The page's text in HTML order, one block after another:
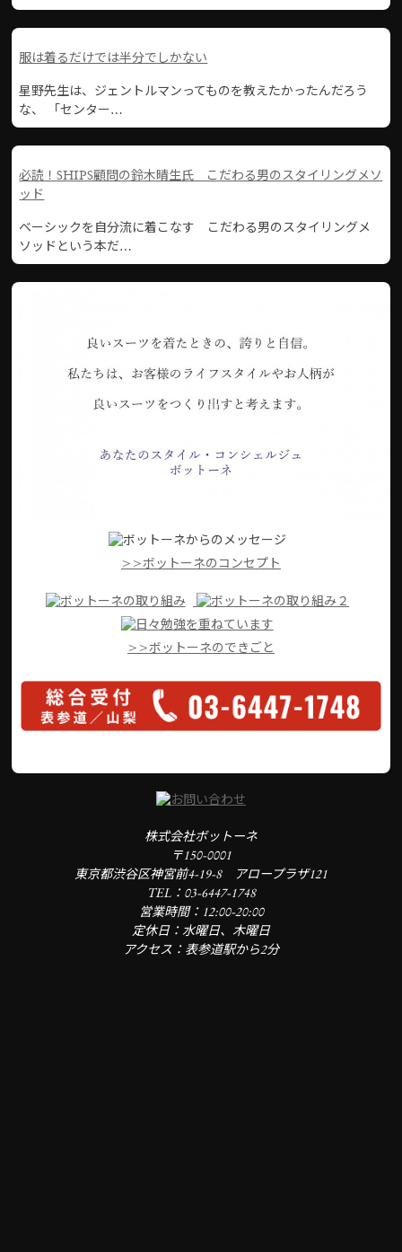
服は着るだけでは半分でしかない
星野先生は、ジェントルマンってものを教えたかったんだろう
な、 「センター…
必読！SHIPS顧問の鈴木晴生氏 こだわる男のスタイリングメソ
ッド
ベーシックを自分流に着こなす こだわる男のスタイリングメ
ソッドという本だ…
>>ボットーネのコンセプト
>>ボットーネのできごと
株式会社ボットーネ
〒150-0001
東京都渋谷区神宮前4-19-8 アロープラザ121
TEL：03-6447-1748
営業時間：12:00-20:00
定休日：水曜日、木曜日
アクセス：表参道駅から2分